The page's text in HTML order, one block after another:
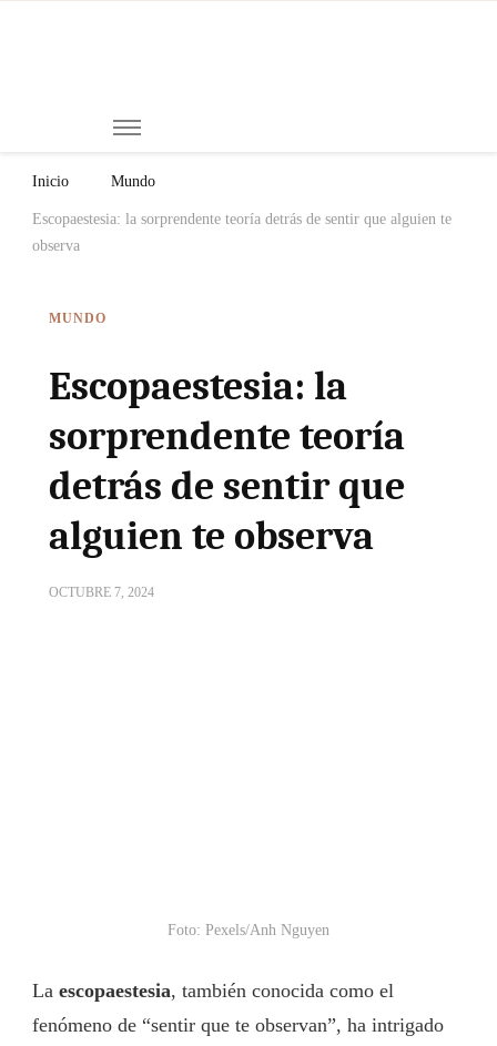
Inicio Mundo
Escopaestesia: la sorprendente teoría detrás de sentir que alguien te
observa
MUNDO
Escopaestesia: la
sorprendente teoría
detrás de sentir que
alguien te observa
OCTUBRE 7, 2024
Foto: Pexels/Anh Nguyen
La escopaestesia, también conocida como el
fenómeno de “sentir que te observan”, ha intrigado